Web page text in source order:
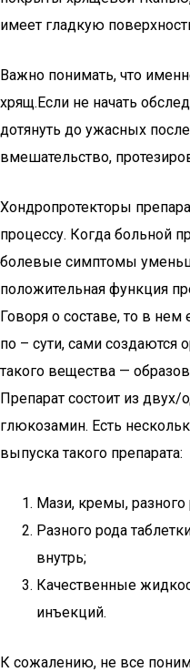
имеет гладкую
Важно понимать, что
хрящ.Если не начать
дотянуть до ужасных
вмешательство,
Хондропротекторы
процессу. Когда больной
болевые симптомы
положительная функция
Говоря о составе, то в нем
по – сути, сами создаются
такого вещества —
Препарат состоит из
глюкозамин. Есть
выпуска такого препарата:
Мази, кремы, разного
Разного рода
внутрь;
Качественные
инъекций.
К сожалению, не все